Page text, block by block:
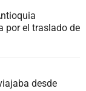
por el traslado de
desde